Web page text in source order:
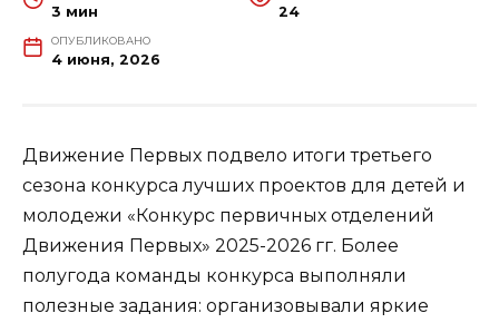
3 мин 24
ОПУБЛИКОВАНО
4 июня, 2026
Движение Первых подвело итоги третьего
сезона конкурса лучших проектов для детей и
молодежи «Конкурс первичных отделений
Движения Первых» 2025-2026 гг. Более
полугода команды конкурса выполняли
полезные задания: организовывали яркие